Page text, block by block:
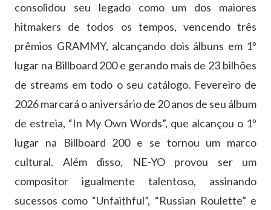
consolidou seu legado como um dos maiores
hitmakers de todos os tempos, vencendo três
prêmios GRAMMY, alcançando dois álbuns em 1º
lugar na Billboard 200 e gerando mais de 23 bilhões
de streams em todo o seu catálogo. Fevereiro de
2026 marcará o aniversário de 20 anos de seu álbum
de estreia, “In My Own Words”, que alcançou o 1º
lugar na Billboard 200 e se tornou um marco
cultural. Além disso, NE-YO provou ser um
compositor igualmente talentoso, assinando
sucessos como “Unfaithful”, “Russian Roulette” e